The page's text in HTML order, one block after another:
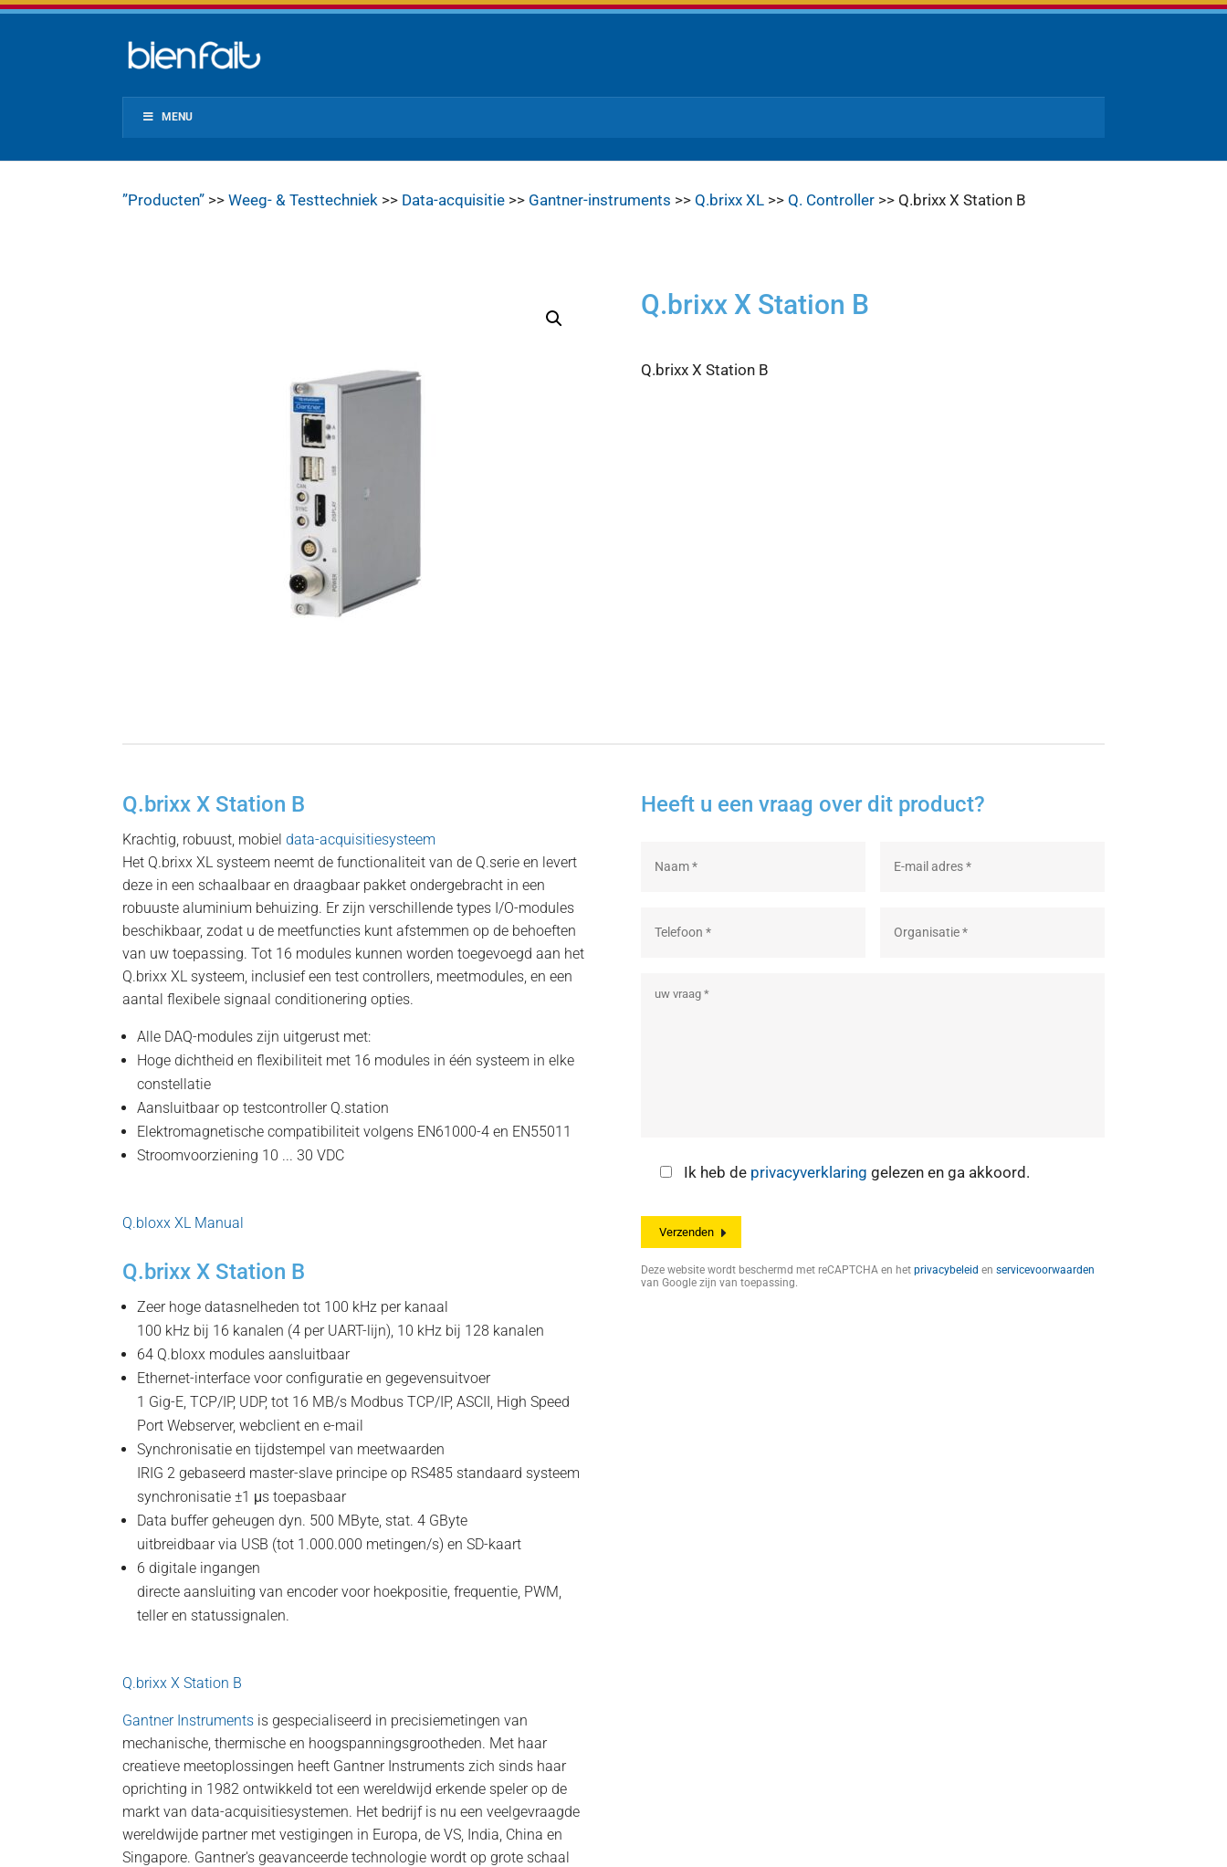
MENU
”Producten” >>Weeg- & Testtechniek >> Data-acquisitie >> Gantner-instruments >> Q.brixx XL >> Q. Controller >> Q.brixx X Station B
Q.brixx X Station B
Q.brixx X Station B
Q.brixx X Station B
Krachtig, robuust, mobieldata-acquisitiesysteem
Het Q.brixx XL systeem neemt de functionaliteit van de Q.serie en levert
deze in een schaalbaar en draagbaar pakket ondergebracht in een
robuuste aluminium behuizing. Er zijn verschillende types I/O-modules
beschikbaar, zodat u de meetfuncties kunt afstemmen op de behoeften
van uw toepassing. Tot 16 modules kunnen worden toegevoegd aan het
Q.brixx XL systeem, inclusief een test controllers, meetmodules, en een
aantal flexibele signaal conditionering opties.
Alle DAQ-modules zijn uitgerust met:
Hoge dichtheid en flexibiliteit met 16 modules in één systeem in elke
constellatie
Aansluitbaar op testcontroller Q.station
Elektromagnetische compatibiliteit volgens EN61000-4 en EN55011
Stroomvoorziening 10 ... 30 VDC
Q.bloxx XL Manual
Q.brixx X Station B
Zeer hoge datasnelheden tot 100 kHz per kanaal
100 kHz bij 16 kanalen (4 per UART-lijn), 10 kHz bij 128 kanalen
64 Q.bloxx modules aansluitbaar
Ethernet-interface voor configuratie en gegevensuitvoer
1 Gig-E, TCP/IP, UDP, tot 16 MB/s Modbus TCP/IP, ASCII, High Speed
Port Webserver, webclient en e-mail
Synchronisatie en tijdstempel van meetwaarden
IRIG 2 gebaseerd master-slave principe op RS485 standaard systeem
synchronisatie ±1 μs toepasbaar
Data buffer geheugen dyn. 500 MByte, stat. 4 GByte
uitbreidbaar via USB (tot 1.000.000 metingen/s) en SD-kaart
6 digitale ingangen
directe aansluiting van encoder voor hoekpositie, frequentie, PWM,
teller en statussignalen.
Q.brixx X Station B
Gantner Instruments is gespecialiseerd in precisiemetingen van
mechanische, thermische en hoogspanningsgrootheden. Met haar
creatieve meetoplossingen heeft Gantner Instruments zich sinds haar
oprichting in 1982 ontwikkeld tot een wereldwijd erkende speler op de
markt van data-acquisitiesystemen. Het bedrijf is nu een veelgevraagde
wereldwijde partner met vestigingen in Europa, de VS, India, China en
Singapore. Gantner's geavanceerde technologie wordt op grote schaal
Heeft u een vraag over dit product?
Ik heb de privacyverklaring gelezen en ga akkoord.
Deze website wordt beschermd met reCAPTCHA en het privacybeleid en servicevoorwaarden
van Google zijn van toepassing.